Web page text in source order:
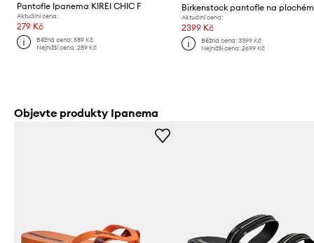
Pantofle Ipanema KIREI CHIC F
Aktuální cena:
279 Kč
Běžná cena:589 Kč
Nejnižší cena:289 Kč
Aktuální cena:
2399 Kč
Běžná cena: 3399 Kč
Nejnižší cena: 2699 Kč
Objevte produkty Ipanema